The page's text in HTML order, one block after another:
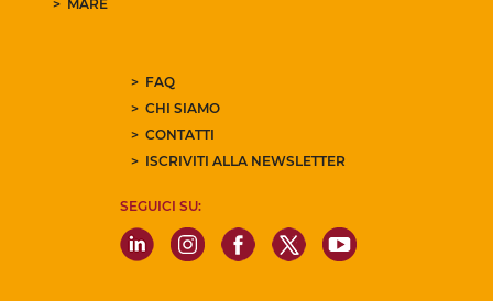
MARE
FAQ
CHI SIAMO
CONTATTI
ISCRIVITI ALLA NEWSLETTER
SEGUICI SU: